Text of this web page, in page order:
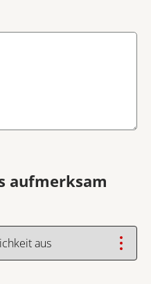
aufmerksam